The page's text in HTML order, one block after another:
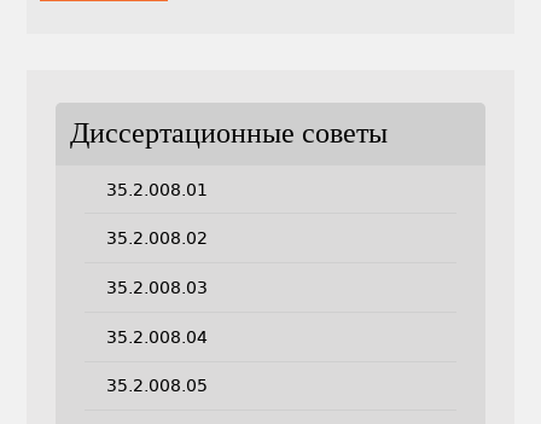
Диссертационные советы
35.2.008.01
35.2.008.02
35.2.008.03
35.2.008.04
35.2.008.05